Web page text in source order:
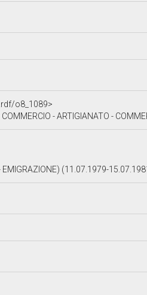
o8_1089>
- ARTIGIANATO -
- EMIGRAZIONE) (11.07.1979-